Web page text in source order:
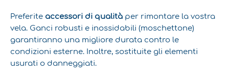
Preferite accessori di qualità per rimontare la vostra
vela. Ganci robusti e inossidabili (moschettone)
garantiranno una migliore durata contro le
condizioni esterne. Inoltre, sostituite gli elementi
usurati o danneggiati.